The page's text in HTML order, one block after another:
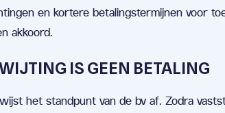
en kortere betalingstermijnen voor
akkoord.
IS GEEN BETALING
het standpunt van de bv af. Zodra